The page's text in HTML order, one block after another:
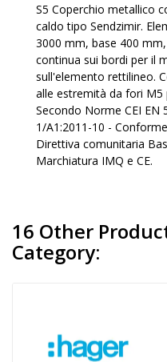
S5 Coperchio metallico
caldo tipo Sendzimir.
3000 mm, base 400
continua sui bordi per il
sull'elemento rettilineo.
alle estremità da fori
Secondo Norme CEI EN
1/A1:2011-10 -
Direttiva comunitaria
Marchiatura IMQ e CE.
16 Other
Category: